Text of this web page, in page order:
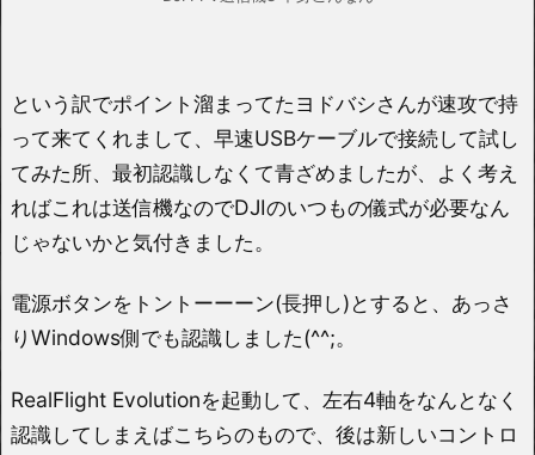
という訳でポイント溜まってたヨドバシさんが速攻で持
って来てくれまして、早速USBケーブルで接続して試し
てみた所、最初認識しなくて青ざめましたが、よく考え
ればこれは送信機なのでDJIのいつもの儀式が必要なん
じゃないかと気付きました。
電源ボタンをトントーーーン(長押し)とすると、あっさ
りWindows側でも認識しました(^^;。
RealFlight Evolutionを起動して、左右4軸をなんとなく
認識してしまえばこちらのもので、後は新しいコントロ